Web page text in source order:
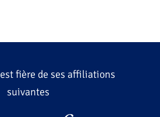
fière de ses affiliations
suivantes